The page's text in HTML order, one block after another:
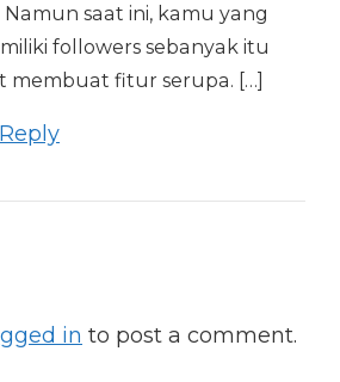
saat ini, kamu yang
followers sebanyak itu
membuat fitur serupa. […]
in to post a comment.